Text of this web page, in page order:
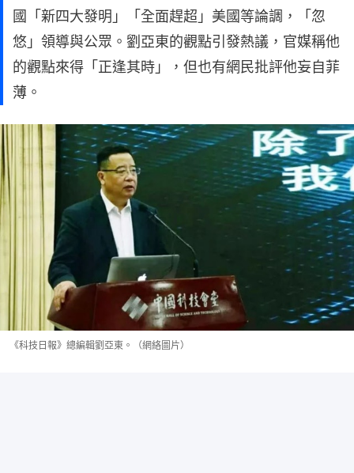
國「新四大發明」「全面趕超」美國等論調，「忽
悠」領導與公眾。劉亞東的觀點引發熱議，官媒稱他
的觀點來得「正逢其時」，但也有網民批評他妄自菲
薄。
《科技日報》總編輯劉亞東。（網絡圖片）